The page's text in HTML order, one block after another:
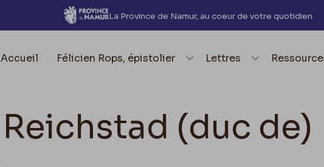
La Province de Namur, au coeur de votre quotidien
Accueil element.menu.open_menu
Félicien Rops, épistolier Lettres
Reichstad (duc de)